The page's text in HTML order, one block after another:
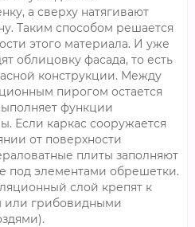
а сверху натягивают
Таким способом решается
этого материала. И уже
облицовку фасада, то есть
конструкции. Между
пирогом остается
функции
Если каркас сооружается
от поверхности
плиты заполняют
под элементами обрешетки.
слой крепят к
или грибовидными